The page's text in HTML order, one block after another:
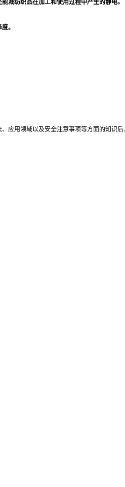
减纺织品在加工和使用过程中产生的静电。
。
用领域以及安全注意事项等方面的知识